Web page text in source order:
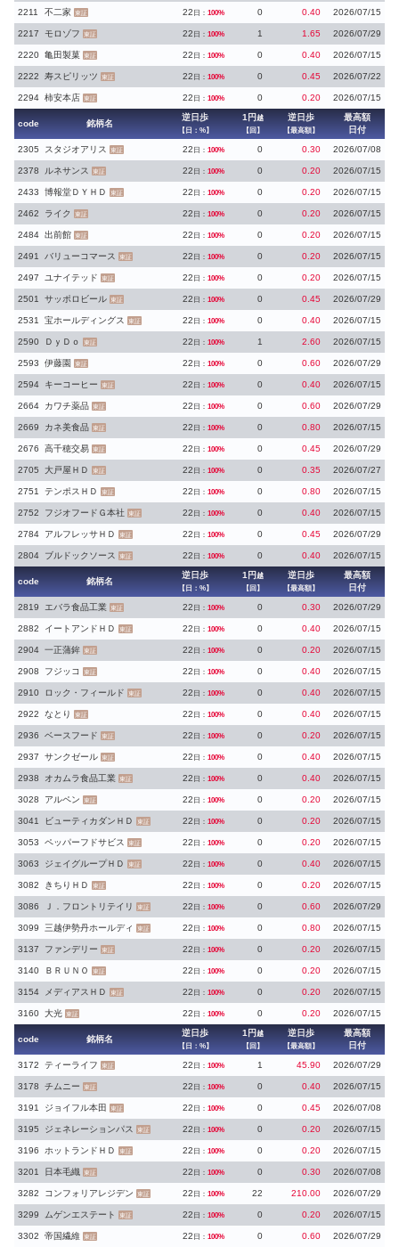
2211 不二家 東証 22 日： 100% 0 0.40 2026/07/15
2217 モロゾフ 東証 22 日： 100% 1 1.65 2026/07/29
2220 亀田製菓 東証 22 日： 100% 0 0.40 2026/07/15
2222 寿スピリッツ 東証 22 日： 100% 0 0.45 2026/07/22
2294 柿安本店 東証 22 日： 100% 0 0.20 2026/07/15
code 銘柄名
逆日歩
【日：%】
1円 越
【回】
逆日歩
【最高額】
最高額
日付
2305
スタジオアリス 東証 22 日： 100% 0 0.30 2026/07/08
2378 ルネサンス 東証 22 日： 100% 0 0.20 2026/07/15
2433 博報堂ＤＹＨＤ 東証 22 日： 100% 0 0.20 2026/07/15
2462 ライク 東証 22 日： 100% 0 0.20 2026/07/15
2484 出前館 東証 22 日： 100% 0 0.20 2026/07/15
2491 バリューコマース 東証 22 日： 100% 0 0.20 2026/07/15
2497 ユナイテッド 東証 22 日： 100% 0 0.20 2026/07/15
2501 サッポロビール 東証 22 日： 100% 0 0.45 2026/07/29
2531 宝ホールディングス 東証 22 日： 100% 0 0.40 2026/07/15
2590 ＤｙＤｏ 東証 22 日： 100% 1 2.60 2026/07/15
2593 伊藤園 東証 22 日： 100% 0 0.60 2026/07/29
2594 キーコーヒー 東証 22 日： 100% 0 0.40 2026/07/15
2664 カワチ薬品 東証 22 日： 100% 0 0.60 2026/07/29
2669 カネ美食品 東証 22 日： 100% 0 0.80 2026/07/15
2676 高千穂交易 東証 22 日： 100% 0 0.45 2026/07/29
2705 大戸屋ＨＤ 東証 22 日： 100% 0 0.35 2026/07/27
2751 テンポスＨＤ 東証 22 日： 100% 0 0.80 2026/07/15
2752 フジオフードＧ本社 東証 22 日： 100% 0 0.40 2026/07/15
2784 アルフレッサＨＤ 東証 22 日： 100% 0 0.45 2026/07/29
2804 ブルドックソース 東証 22 日： 100% 0 0.40 2026/07/15
code 銘柄名
逆日歩
【日：%】
1円 越
【回】
逆日歩
【最高額】
最高額
日付
2819
エバラ食品工業 東証 22 日： 100% 0 0.30 2026/07/29
2882 イートアンドＨＤ 東証 22 日： 100% 0 0.40 2026/07/15
2904 一正蒲鉾 東証 22 日： 100% 0 0.20 2026/07/15
2908 フジッコ 東証 22 日： 100% 0 0.40 2026/07/15
2910 ロック・フィールド 東証 22 日： 100% 0 0.40 2026/07/15
2922 なとり 東証 22 日： 100% 0 0.40 2026/07/15
2936 ベースフード 東証 22 日： 100% 0 0.20 2026/07/15
2937 サンクゼール 東証 22 日： 100% 0 0.40 2026/07/15
2938 オカムラ食品工業 東証 22 日： 100% 0 0.40 2026/07/15
3028 アルペン 東証 22 日： 100% 0 0.20 2026/07/15
3041 ビューティカダンＨＤ 東証 22 日： 100% 0 0.20 2026/07/15
3053 ペッパーフドサビス 東証 22 日： 100% 0 0.20 2026/07/15
3063 ジェイグループＨＤ 東証 22 日： 100% 0 0.40 2026/07/15
3082 きちりＨＤ 東証 22 日： 100% 0 0.20 2026/07/15
3086 Ｊ．フロントリテイリ 東証 22 日： 100% 0 0.60 2026/07/29
3099 三越伊勢丹ホールディ 東証 22 日： 100% 0 0.80 2026/07/15
3137 ファンデリー 東証 22 日： 100% 0 0.20 2026/07/15
3140 ＢＲＵＮＯ 東証 22 日： 100% 0 0.20 2026/07/15
3154 メディアスＨＤ 東証 22 日： 100% 0 0.20 2026/07/15
3160 大光 東証 22 日： 100% 0 0.20 2026/07/15
code 銘柄名
逆日歩
【日：%】
1円 越
【回】
逆日歩
【最高額】
最高額
日付
3172
ティーライフ 東証 22 日： 100% 1 45.90 2026/07/29
3178 チムニー 東証 22 日： 100% 0 0.40 2026/07/15
3191 ジョイフル本田 東証 22 日： 100% 0 0.45 2026/07/08
3195 ジェネレーションパス 東証 22 日： 100% 0 0.20 2026/07/15
3196 ホットランドＨＤ 東証 22 日： 100% 0 0.20 2026/07/15
3201 日本毛織 東証 22 日： 100% 0 0.30 2026/07/08
3282 コンフォリアレジデン 東証 22 日： 100% 22 210.00 2026/07/29
3299 ムゲンエステート 東証 22 日： 100% 0 0.20 2026/07/15
3302 帝国繊維 東証 22 日： 100% 0 0.60 2026/07/29